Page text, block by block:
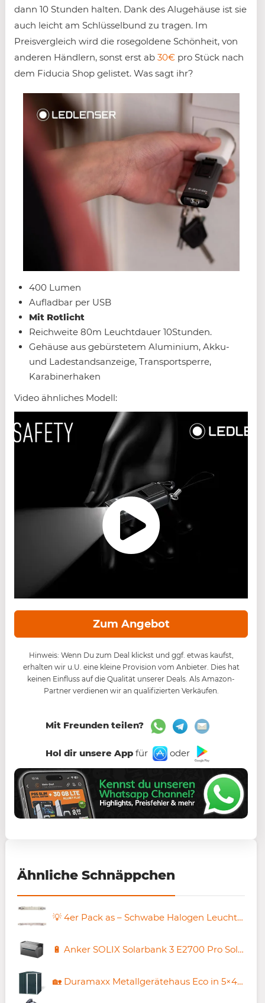
dann 10 Stunden halten. Dank des Alugehäuse ist sie
auch leicht am Schlüsselbund zu tragen. Im
Preisvergleich wird die rosegoldene Schönheit, von
anderen Händlern, sonst erst ab 30€ pro Stück nach
dem Fiducia Shop gelistet. Was sagt ihr?
400 Lumen
Aufladbar per USB
Mit Rotlicht
Reichweite 80m Leuchtdauer 10Stunden.
Gehäuse aus gebürstetem Aluminium, Akku-
und Ladestandsanzeige, Transportsperre,
Karabinerhaken
Video ähnliches Modell:
Zum Angebot
Hinweis: Wenn Du zum Deal klickst und ggf. etwas kaufst,
erhalten wir u.U. eine kleine Provision vom Anbieter. Dies hat
keinen Einfluss auf die Qualität unserer Deals. Als Amazon-
Partner verdienen wir an qualifizierten Verkäufen.
Mit Freunden teilen?
Hol dir unsere Appfür oder
Ähnliche Schnäppchen
💡 4er Pack as – Schwabe Halogen Leuchtmittel in 2 Varianten für je 9,89€ (statt 16€)
🔋 Anker SOLIX Solarbank 3 E2700 Pro Solarstromspeicher 2.688Wh für 731€ (statt 822€)
🏡 Duramaxx Metallgerätehaus Eco in 5×4 ➡️ ab 79,99€ 🔥 (statt 248€)